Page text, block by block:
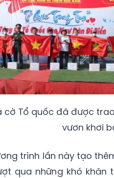
cờ Tổ quốc đã được
vươn khơi
trình lần này tạo
qua những khó